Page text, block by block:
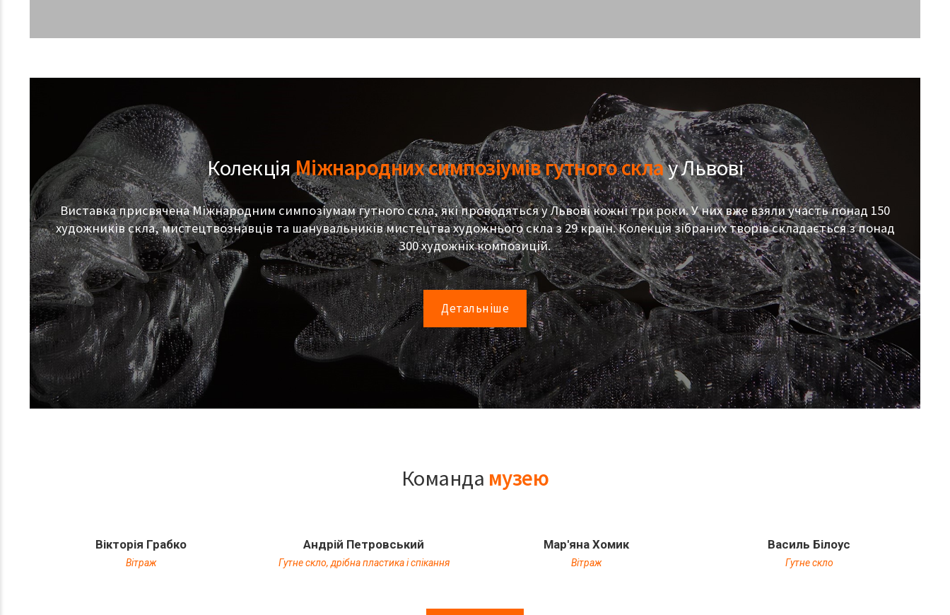
КолекціяМіжнародних симпозіумів гутного склау Львові
Виставка присвячена Міжнародним симпозіумам гутного скла, які проводяться у Львові кожні три роки. У них вже взяли участь понад 150
художників скла, мистецтвознавців та шанувальників мистецтва художнього скла з 29 країн. Колекція зібраних творів складається з понад
300 художніх композицій.
Детальніше
Команда музею
Вікторія Грабко
Вітраж
Андрій Петровський
Гутне скло, дрібна пластика і спікання
Мар'яна Хомик
Вітраж
Василь Білоус
Гутне скло